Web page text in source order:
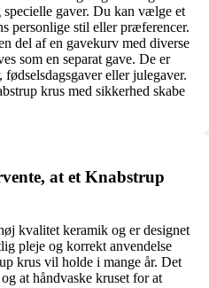
gaver. Du kan vælge et
personlige stil eller præferencer.
del af en gavekurv med diverse
som en separat gave. De er
eller julegaver.
krus med sikkerhed skabe
at et Knabstrup
kvalitet keramik og er designet
pleje og korrekt anvendelse
krus vil holde i mange år. Det
at håndvaske kruset for at